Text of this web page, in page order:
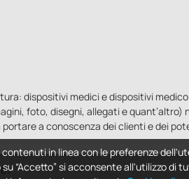
dispositivi medici e dispositivi
foto, disegni, allegati e
a conoscenza dei clienti e dei
in linea con le preferenze
si acconsente all'utilizzo di